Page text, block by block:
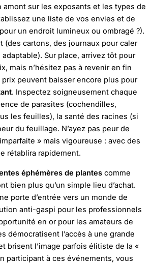
amont sur les exposants et les types de
une liste de vos envies et de
un endroit lumineux ou ombragé ?).
(des cartons, des journaux pour caler
Sur place, arrivez tôt pour
mais n’hésitez pas à revenir en fin
prix peuvent baisser encore plus pour
. Inspectez soigneusement chaque
de parasites (cochendilles,
les feuilles), la santé des racines (si
du feuillage. N’ayez pas peur de
» mais vigoureuse : avec des
rétablira rapidement.
éphémères de plantes comme
bien plus qu’un simple lieu d’achat.
porte d’entrée vers un monde de
anti-gaspi pour les professionnels
en or pour les amateurs de
démocratisent l’accès à une grande
brisent l’image parfois élitiste de la «
participant à ces événements, vous